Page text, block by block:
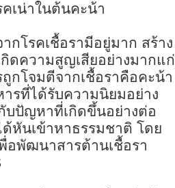
เน่าในต้นคะน้า
กโรคเชื้อรามีอยู่มาก สร้าง
ดความสูญเสียอย่างมากแก่
กโจมตีจากเชื้อราคือคะน้า
รที่ได้รับความนิยมอย่าง
บปัญหาที่เกิดขึ้นอย่างต่อ
หันเข้าหาธรรมชาติ โดย
อพัฒนาสารต้านเชื้อรา